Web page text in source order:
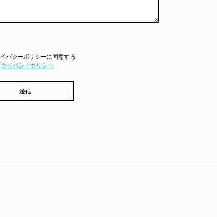
バシーポリシーに同意する
イバシーポリシー